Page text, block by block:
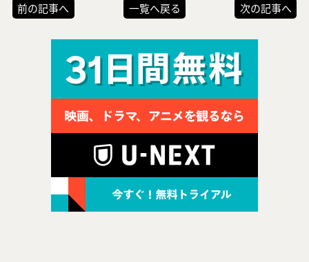
前の記事へ 一覧へ戻る 次の記事へ